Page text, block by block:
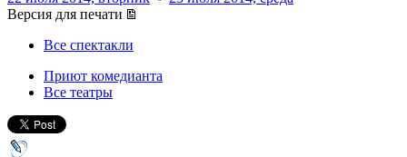
Версия для печати
Все спектакли
Приют комедианта
Все театры